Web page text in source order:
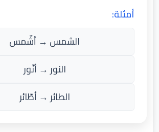
أمثلة:
الشمس → أشّمس
النور → أنّور
الطائر → أطّائر